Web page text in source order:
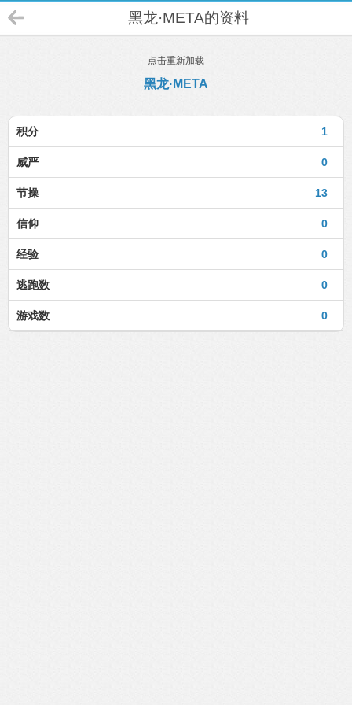
黑龙·META的资料
点击重新加载
黑龙·META
1
积分
0
威严
13
节操
0
信仰
0
经验
0
逃跑数
0
游戏数